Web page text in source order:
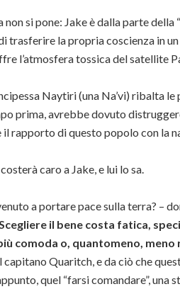
si pone: Jake è dalla parte della
trasferire la propria coscienza in
l’atmosfera tossica del satellite
Naytiri (una Na’vi) ribalta
prima, avrebbe dovuto
il rapporto di questo popolo con la
caro a Jake, e lui lo sa.
a portare pace sulla terra? –
il bene costa fatica,
comoda o, quantomeno, meno
capitano Quaritch, e da ciò che
quel “farsi comandare”,